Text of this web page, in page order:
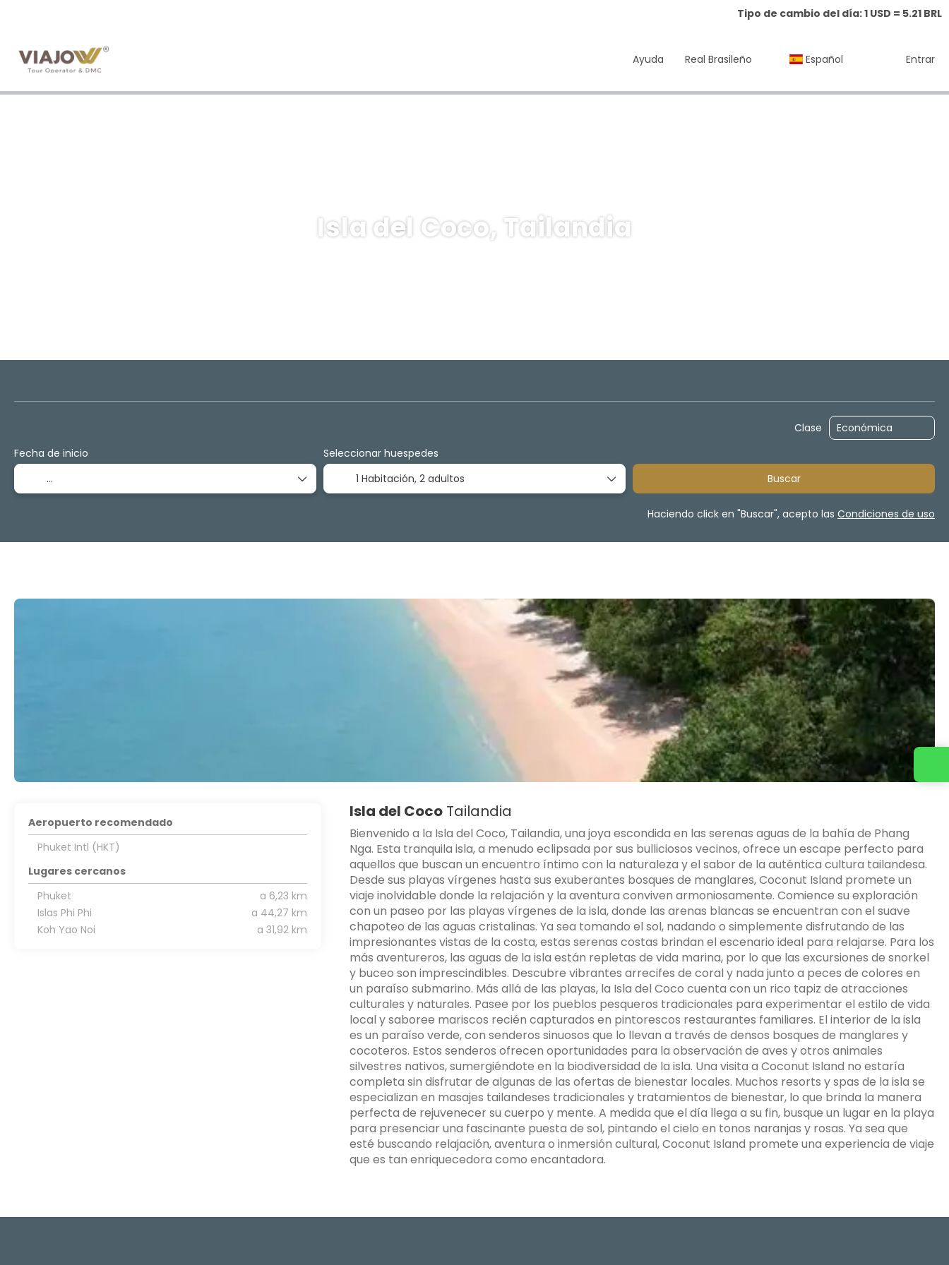
Tipo de cambio del día: 1 USD = 5.21 BRL
Ayuda Real Brasileño Español Entrar
Isla del Coco, Tailandia
Clase
Fecha de inicio
Seleccionar huespedes
1 Habitación, 2 adultos Buscar
Haciendo click en "Buscar", acepto las Condiciones de uso
Isla del CocoTailandia
Bienvenido a la Isla del Coco, Tailandia, una joya escondida en las serenas aguas de la bahía de Phang
Nga. Esta tranquila isla, a menudo eclipsada por sus bulliciosos vecinos, ofrece un escape perfecto para
aquellos que buscan un encuentro íntimo con la naturaleza y el sabor de la auténtica cultura tailandesa.
Desde sus playas vírgenes hasta sus exuberantes bosques de manglares, Coconut Island promete un
viaje inolvidable donde la relajación y la aventura conviven armoniosamente. Comience su exploración
con un paseo por las playas vírgenes de la isla, donde las arenas blancas se encuentran con el suave
chapoteo de las aguas cristalinas. Ya sea tomando el sol, nadando o simplemente disfrutando de las
impresionantes vistas de la costa, estas serenas costas brindan el escenario ideal para relajarse. Para los
más aventureros, las aguas de la isla están repletas de vida marina, por lo que las excursiones de snorkel
y buceo son imprescindibles. Descubre vibrantes arrecifes de coral y nada junto a peces de colores en
un paraíso submarino. Más allá de las playas, la Isla del Coco cuenta con un rico tapiz de atracciones
culturales y naturales. Pasee por los pueblos pesqueros tradicionales para experimentar el estilo de vida
local y saboree mariscos recién capturados en pintorescos restaurantes familiares. El interior de la isla
es un paraíso verde, con senderos sinuosos que lo llevan a través de densos bosques de manglares y
cocoteros. Estos senderos ofrecen oportunidades para la observación de aves y otros animales
silvestres nativos, sumergiéndote en la biodiversidad de la isla. Una visita a Coconut Island no estaría
completa sin disfrutar de algunas de las ofertas de bienestar locales. Muchos resorts y spas de la isla se
especializan en masajes tailandeses tradicionales y tratamientos de bienestar, lo que brinda la manera
perfecta de rejuvenecer su cuerpo y mente. A medida que el día llega a su fin, busque un lugar en la playa
para presenciar una fascinante puesta de sol, pintando el cielo en tonos naranjas y rosas. Ya sea que
esté buscando relajación, aventura o inmersión cultural, Coconut Island promete una experiencia de viaje
que es tan enriquecedora como encantadora.
Aeropuerto recomendado
Phuket Intl (HKT)
Lugares cercanos
Phuket
a 6,23 km
Islas Phi Phi
a 44,27 km
Koh Yao Noi
a 31,92 km
Contacta con nosotros